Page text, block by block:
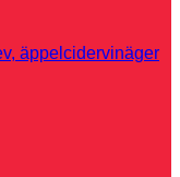
äppelcidervinäger